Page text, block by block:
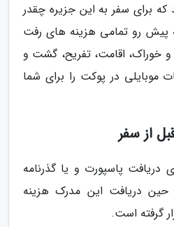
برای سفر به این جزیره چقدر
پیش رو تمامی هزینه های رفت
و خوراک، اقامت، تفریح، گشت و
موبایلی در پوکت را برای شما
از سفر
دریافت پاسپورت و یا گذرنامه
حین دریافت این مدرک هزینه
گرفته است.